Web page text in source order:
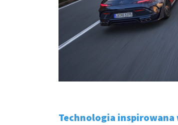
Technologia inspirowana